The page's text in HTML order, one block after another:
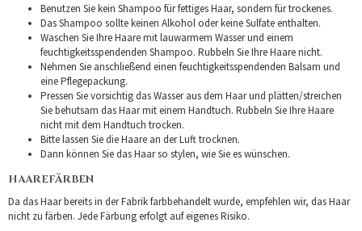
Benutzen Sie kein Shampoo für fettiges Haar, sondern für trockenes.
Das Shampoo sollte keinen Alkohol oder keine Sulfate enthalten.
Waschen Sie Ihre Haare mit lauwarmem Wasser und einem
feuchtigkeitsspendenden Shampoo. Rubbeln Sie Ihre Haare nicht.
Nehmen Sie anschließend einen feuchtigkeitsspendenden Balsam und
eine Pflegepackung.
Pressen Sie vorsichtig das Wasser aus dem Haar und plätten/streichen
Sie behutsam das Haar mit einem Handtuch. Rubbeln Sie Ihre Haare
nicht mit dem Handtuch trocken.
Bitte lassen Sie die Haare an der Luft trocknen.
Dann können Sie das Haar so stylen, wie Sie es wünschen.
HAAREFÄRBEN
Da das Haar bereits in der Fabrik farbbehandelt wurde, empfehlen wir, das Haar
nicht zu färben. Jede Färbung erfolgt auf eigenes Risiko.